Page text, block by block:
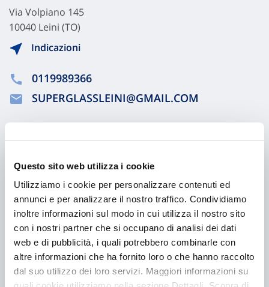
Questo sito web utilizza i cookie
Utilizziamo i cookie per personalizzare contenuti ed
annunci e per analizzare il nostro traffico. Condividiamo
inoltre informazioni sul modo in cui utilizza il nostro sito
con i nostri partner che si occupano di analisi dei dati
web e di pubblicità, i quali potrebbero combinarle con
altre informazioni che ha fornito loro o che hanno raccolto
dal suo utilizzo dei loro servizi. Maggiori informazioni su
Via Volpiano 145
10040 Leini (TO)
Indicazioni
0119989366
SUPERGLASSLEINI@GMAIL.COM
Chiama ora